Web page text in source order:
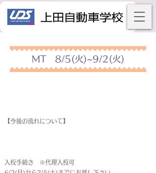
MT 8/5(火)~9/2(火)
【今後の流れについて】
入校手続き ※代理入校可